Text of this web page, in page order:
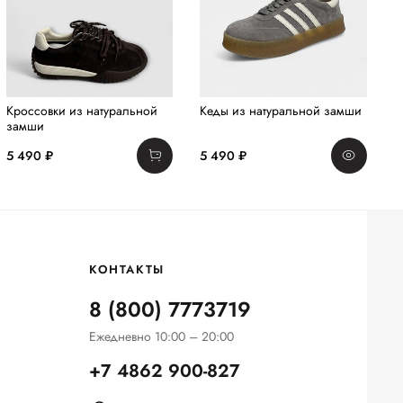
Кроссовки из натуральной
замши
5 490 ₽
Кеды из натуральной замши
5 490 ₽
КОНТАКТЫ
8 (800) 7773719
Ежедневно 10:00 – 20:00
+7 4862 900-827